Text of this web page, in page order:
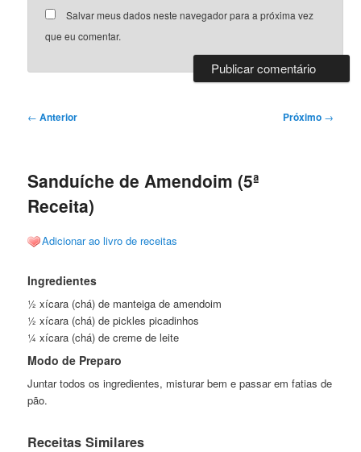
Salvar meus dados neste navegador para a próxima vez
que eu comentar.
Navegação
← Anterior Próximo →
Sanduíche de Amendoim (5ª
Receita)
Adicionar ao livro de receitas
Ingredientes
½ xícara (chá) de manteiga de amendoim
½ xícara (chá) de pickles picadinhos
¼ xícara (chá) de creme de leite
Modo de Preparo
Juntar todos os ingredientes, misturar bem e passar em fatias de
pão.
Receitas Similares